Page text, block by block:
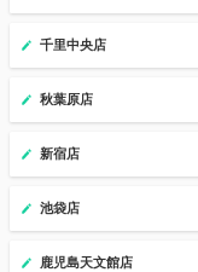
千里中央店
秋葉原店
新宿店
池袋店
鹿児島天文館店